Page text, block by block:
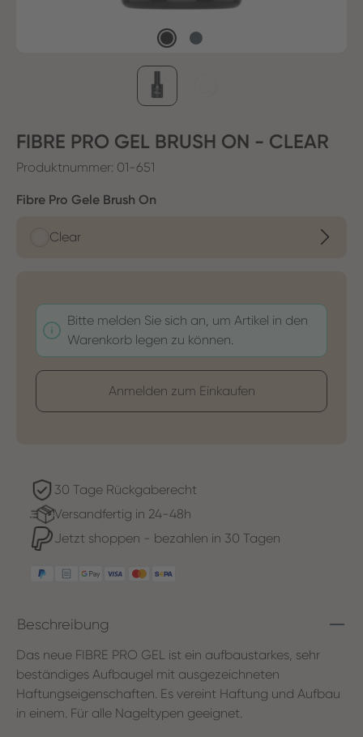
FIBRE PRO GEL BRUSH ON - CLEAR
Produktnummer: 01-651
Fibre Pro Gele Brush On
Clear
Bitte melden Sie sich an, um Artikel in den
Warenkorb legen zu können.
Anmelden zum Einkaufen
30 Tage Rückgaberecht
Versandfertig in 24-48h
Jetzt shoppen - bezahlen in 30 Tagen
Beschreibung
Das neue FIBRE PRO GEL ist ein aufbaustarkes, sehr
beständiges Aufbaugel mit ausgezeichneten
Haftungseigenschaften. Es vereint Haftung und Aufbau
in einem.​ Für alle Nageltypen geeignet.​ ​